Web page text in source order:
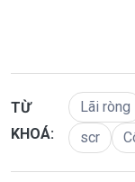
TỪ
KHOÁ:
Lãi ròng
scr